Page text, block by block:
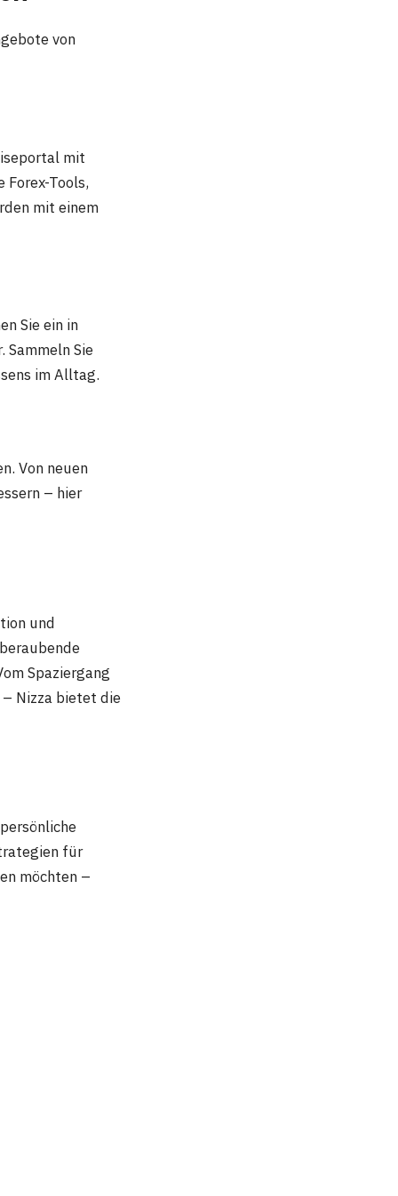
von
mit
Tools,
mit einem
Sie ein in
Sie
im Alltag.
Von neuen
– hier
und
Spaziergang
Nizza bietet die
für
möchten –